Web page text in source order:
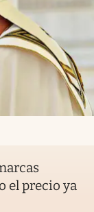
el precio ya